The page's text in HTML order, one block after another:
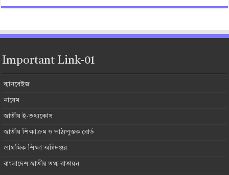
Important Link-01
ব্যানবেইজ
নায়েম
জাতীয় ই-তথ্যকোষ
জাতীয় শিক্ষাক্রম ও পাঠ্যপুস্তক বোর্ড
প্রাথমিক শিক্ষা অধিদপ্তর
বাংলাদেশ জাতীয় তথ্য বাতায়ন